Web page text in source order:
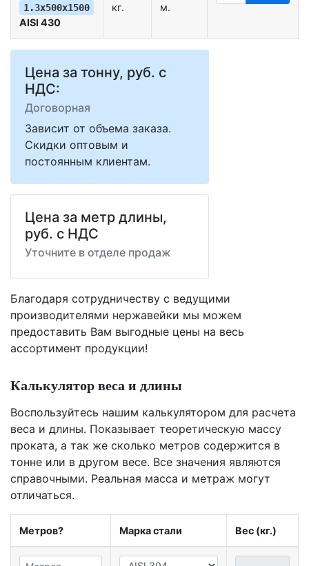
1.3х500х1500
AISI 430
кг.
м.
Цена за тонну, руб. с
НДС:
Договорная
Зависит от объема заказа.
Скидки оптовым и
постоянным клиентам.
Цена за метр длины,
руб. с НДС
Уточните в отделе продаж
Благодаря сотрудничеству с ведущими
производителями нержавейки мы можем
предоставить Вам выгодные цены на весь
ассортимент продукции!
Калькулятор веса и длины
Воспользуйтесь нашим калькулятором для расчета
веса и длины. Показывает теоретическую массу
проката, а так же сколько метров содержится в
тонне или в другом весе. Все значения являются
справочными. Реальная масса и метраж могут
отличаться.
Метров? Марка стали Вес (кг.)